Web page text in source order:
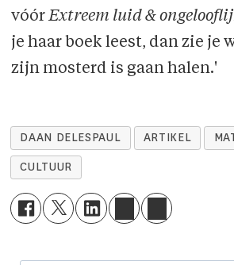
vóórExtreem luid &
je haar boek leest, dan zie je
zijn mosterd is gaan halen.'
DAAN DELESPAUL ARTIKEL
CULTUUR